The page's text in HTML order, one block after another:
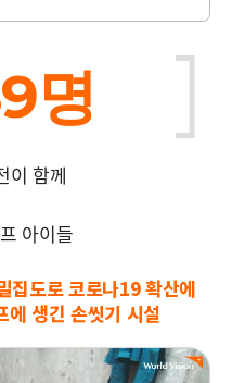
명
이 함께
아이들
집도로 코로나19 확산에
에 생긴 손씻기 시설